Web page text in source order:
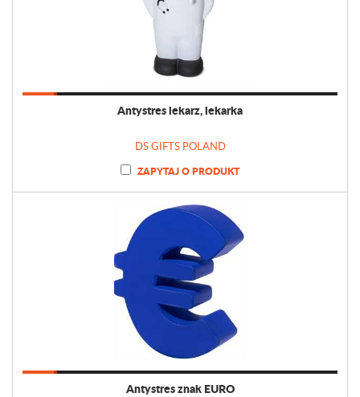
Antystres lekarz, lekarka
DS GIFTS POLAND
ZAPYTAJ O PRODUKT
Antystres znak EURO